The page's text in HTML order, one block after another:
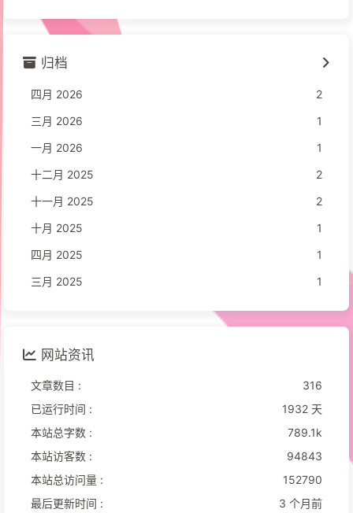
归档
四月 2026
2
三月 2026
1
一月 2026
1
十二月 2025
2
十一月 2025
2
十月 2025
1
四月 2025
1
三月 2025
1
网站资讯
文章数目 :
316
已运行时间 :
1932 天
本站总字数 :
789.1k
本站访客数 :
94843
本站总访问量 :
152790
最后更新时间 :
3 个月前